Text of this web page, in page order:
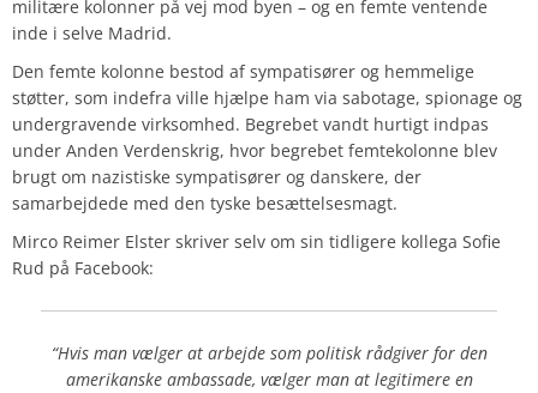
militære kolonner på vej mod byen – og en femte ventende
inde i selve Madrid.
Den femte kolonne bestod af sympatisører og hemmelige
støtter, som indefra ville hjælpe ham via sabotage, spionage og
undergravende virksomhed. Begrebet vandt hurtigt indpas
under Anden Verdenskrig, hvor begrebet femtekolonne blev
brugt om nazistiske sympatisører og danskere, der
samarbejdede med den tyske besættelsesmagt.
Mirco Reimer Elster skriver selv om sin tidligere kollega Sofie
Rud på Facebook:
“Hvis man vælger at arbejde som politisk rådgiver for den
amerikanske ambassade, vælger man at legitimere en